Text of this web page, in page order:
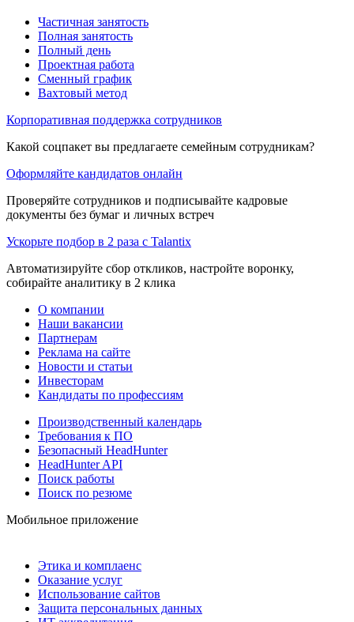
Частичная занятость
Полная занятость
Полный день
Проектная работа
Сменный график
Вахтовый метод
Корпоративная поддержка сотрудников
Какой соцпакет вы предлагаете семейным сотрудникам?
Оформляйте кандидатов онлайн
Проверяйте сотрудников и подписывайте кадровые
документы без бумаг и личных встреч
Ускорьте подбор в 2 раза с Talantix
Автоматизируйте сбор откликов, настройте воронку,
собирайте аналитику в 2 клика
О компании
Наши вакансии
Партнерам
Реклама на сайте
Новости и статьи
Инвесторам
Кандидаты по профессиям
Производственный календарь
Требования к ПО
Безопасный HeadHunter
HeadHunter API
Поиск работы
Поиск по резюме
Мобильное приложение
Этика и комплаенс
Оказание услуг
Использование сайтов
Защита персональных данных